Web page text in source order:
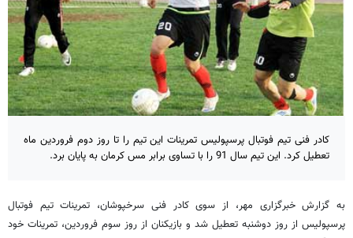
کادر فنی تیم فوتبال پرسپولیس تمرینات این تیم را تا روز دوم فروردین ماه
تعطیل کرد. این تیم سال 91 را با تساوی برابر مس کرمان به پایان برد.
به گزارش خبرگزاری مهر، از سوی کادر فنی سرخپوشان، تمرینات تیم فوتبال
پرسپولیس از روز دوشنبه تعطیل شد و بازیکنان از روز سوم فروردین، تمرینات خود